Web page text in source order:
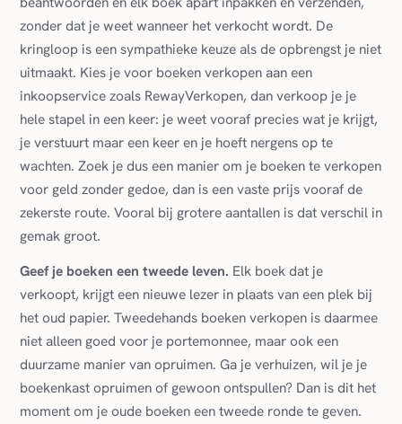
zonder dat je weet wanneer het verkocht wordt. De
kringloop is een sympathieke keuze als de opbrengst je niet
uitmaakt. Kies je voor boeken verkopen aan een
inkoopservice zoals RewayVerkopen, dan verkoop je je
hele stapel in een keer: je weet vooraf precies wat je krijgt,
je verstuurt maar een keer en je hoeft nergens op te
wachten. Zoek je dus een manier om je boeken te verkopen
voor geld zonder gedoe, dan is een vaste prijs vooraf de
zekerste route. Vooral bij grotere aantallen is dat verschil in
gemak groot.
Geef je boeken een tweede leven. Elk boek dat je
verkoopt, krijgt een nieuwe lezer in plaats van een plek bij
het oud papier. Tweedehands boeken verkopen is daarmee
niet alleen goed voor je portemonnee, maar ook een
duurzame manier van opruimen. Ga je verhuizen, wil je je
boekenkast opruimen of gewoon ontspullen? Dan is dit het
moment om je oude boeken een tweede ronde te geven.